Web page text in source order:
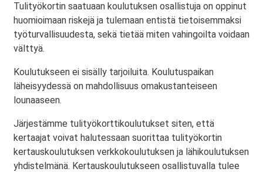
Tulityökortin saatuaan koulutuksen osallistuja on oppinut
huomioimaan riskejä ja tulemaan entistä tietoisemmaksi
työturvallisuudesta, sekä tietää miten vahingoilta voidaan
välttyä.
Koulutukseen ei sisälly tarjoiluita. Koulutuspaikan
läheisyydessä on mahdollisuus omakustanteiseen
lounaaseen.
Järjestämme tulityökorttikoulutukset siten, että
kertaajat voivat halutessaan suorittaa tulityökortin
kertauskoulutuksen verkkokoulutuksen ja lähikoulutuksen
yhdistelmänä. Kertauskoulutukseen osallistuvalla tulee